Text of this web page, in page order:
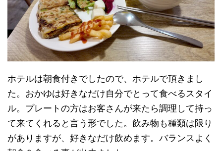
ホテルは朝食付きでしたので、ホテルで頂きまし
た。おかゆは好きなだけ自分でとって食べるスタイ
ル。プレートの方はお客さんが来たら調理して持っ
て来てくれると言う形でした。飲み物も種類は限り
がありますが、好きなだけ飲めます。バランスよく